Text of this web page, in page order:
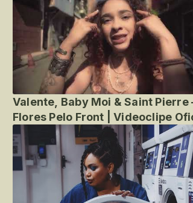
Valente, Baby Moi & Saint
Flores Pelo Front | Videoclipe